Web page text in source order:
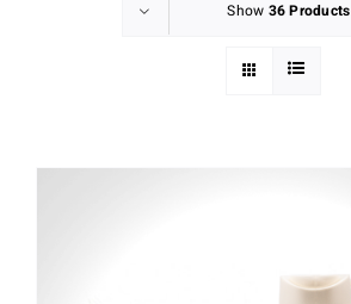
Show 36 Products